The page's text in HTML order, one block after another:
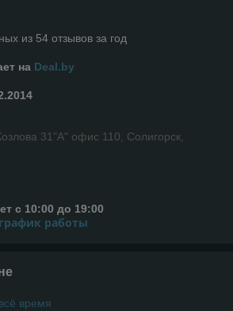
из 54 отзывов за год
на Deal.by
31"А" офис 110, Солигорск,
с 10:00 до 19:00
работы
время